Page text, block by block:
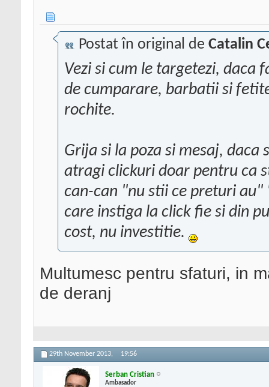
Postat în original de Catalin
Vezi si cum le targetezi, daca
de cumparare, barbatii si
rochite.
Grija si la poza si mesaj,
atragi clickuri doar pentru ca
can-can "nu stii ce preturi
care instiga la click fie si din
cost, nu investitie.
Multumesc pentru sfaturi, in
de deranj
29th November 2013, 19:56
Serban Cristian
Ambasador